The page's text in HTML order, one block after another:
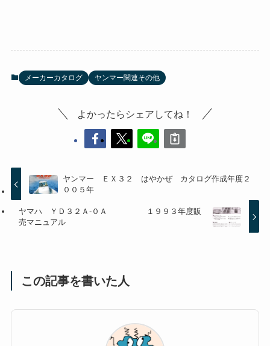
メーカーカタログ ヤンマー関連その他
よかったらシェアしてね！
ヤンマー ＥＸ３２ はやかぜ カタログ作成年度２
００５年
ヤマハ ＹＤ３２Ａ-０Ａ １９９３年度販
売マニュアル
この記事を書いた人